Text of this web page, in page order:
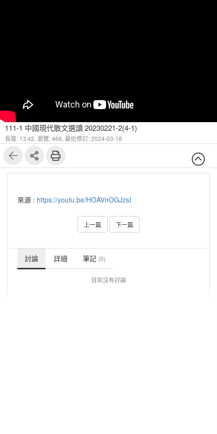
111-1 中國現代散文選讀 20230221-2(4-1)
長度: 13:42, 瀏覽: 466, 最近修訂: 2024-03-18
來源 : https://youtu.be/HOAVnOGJzsI
上一篇 下一篇
討論 詳細 筆記 (0)
目前沒有討論